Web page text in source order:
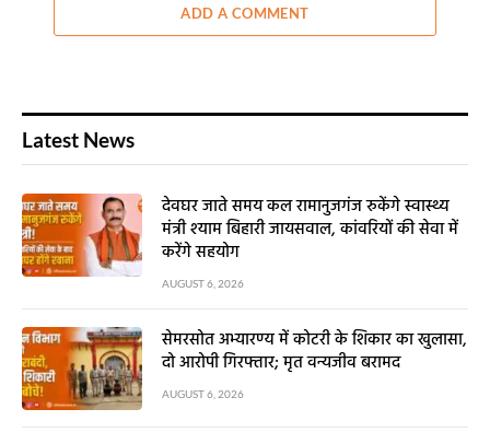
ADD A COMMENT
Latest News
देवघर जाते समय कल रामानुजगंज रुकेंगे स्वास्थ्य
मंत्री श्याम बिहारी जायसवाल, कांवरियों की सेवा में
करेंगे सहयोग
AUGUST 6, 2026
सेमरसोत अभ्यारण्य में कोटरी के शिकार का खुलासा,
दो आरोपी गिरफ्तार; मृत वन्यजीव बरामद
AUGUST 6, 2026